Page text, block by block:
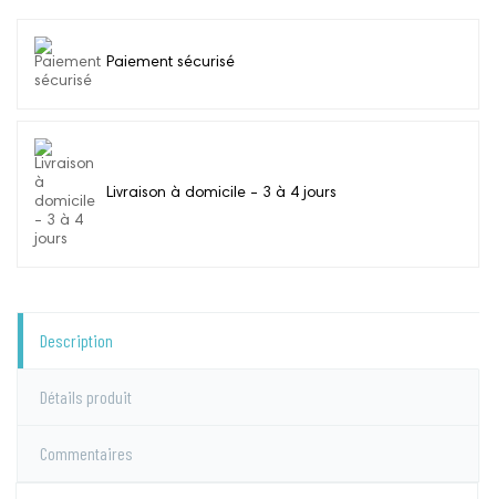
Paiement sécurisé
Livraison à domicile - 3 à 4 jours
Description
Détails produit
Commentaires